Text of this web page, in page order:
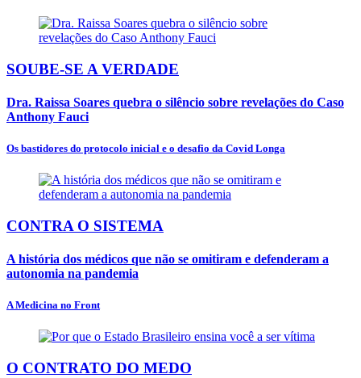
SOUBE-SE A VERDADE
Dra. Raissa Soares quebra o silêncio sobre revelações do Caso
Anthony Fauci
Os bastidores do protocolo inicial e o desafio da Covid Longa
CONTRA O SISTEMA
A história dos médicos que não se omitiram e defenderam a
autonomia na pandemia
A Medicina no Front
O CONTRATO DO MEDO